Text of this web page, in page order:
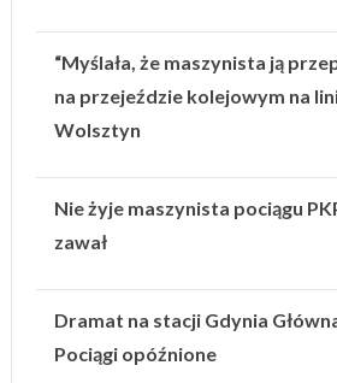
“Myślała, że maszynista ją
na przejeździe kolejowym na
Wolsztyn
Nie żyje maszynista pociągu
zawał
Dramat na stacji Gdynia
Pociągi opóźnione